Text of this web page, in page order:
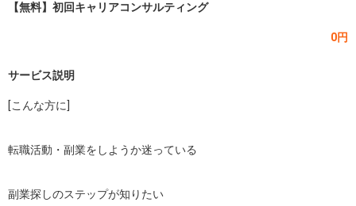
【無料】初回キャリアコンサルティング
0円
サービス説明
[こんな方に]
転職活動・副業をしようか迷っている
副業探しのステップが知りたい